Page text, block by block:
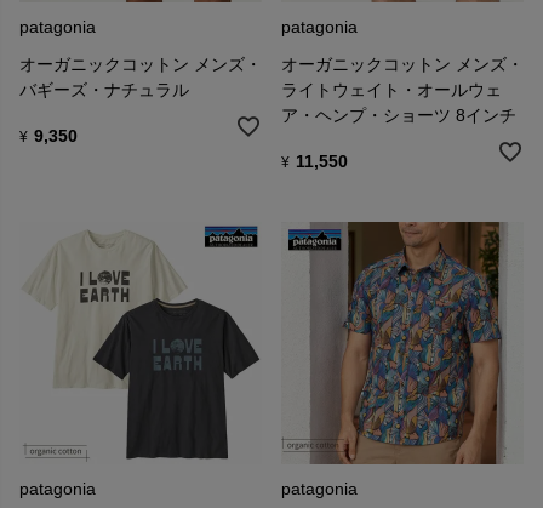
■環境保護への行動
フットプリント・クロニクルはパタゴニアの企業としてのあり方と
習慣を検証する試みで、その目標は工業規模で社会的／環境的悪影
響を削減させるためにサプライチェーンに透明性を持たせることで
私たちはこれまでのパタゴニアのビジネスのなかで、こうした害を
私たちが削減あるいは排除することにより、他の企業もそれに追従
してくれると確信しています。
■パタゴニア製品のリサイクル方法
patagonia
オーガニックコットン メンズ・
バギーズ・ナチュラル
¥ 9,350
patagonia
オーガニックコットン メンズ・
ライトウェイト・オールウェ
ア・ヘンプ・ショーツ 8インチ
¥ 11,550
patagonia
patagonia